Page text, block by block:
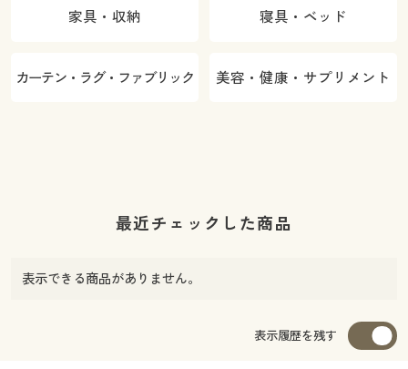
家具・収納 寝具・ベッド
カーテン・ラグ・ファブリック 美容・健康・サプリメント
最近チェックした商品
表示できる商品がありません。
表示履歴を残す